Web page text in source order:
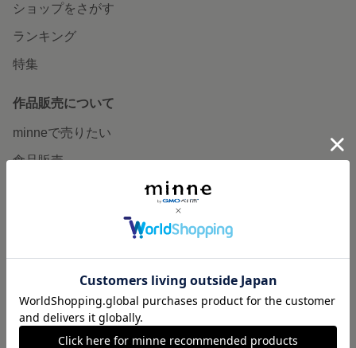
ショップをさがす
ランキング
特集
作品販売について
minneで売りたい
食品販売
販売支援企画・イベント
読みもの